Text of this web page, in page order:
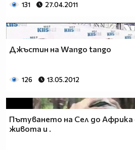
131 27.04.2011
Джъстин на Wango tango
126 13.05.2012
Пътуването на Сел до Африка
живота и .